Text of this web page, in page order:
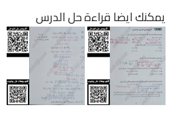
يمكنك ايضا قراءة حل الدرس